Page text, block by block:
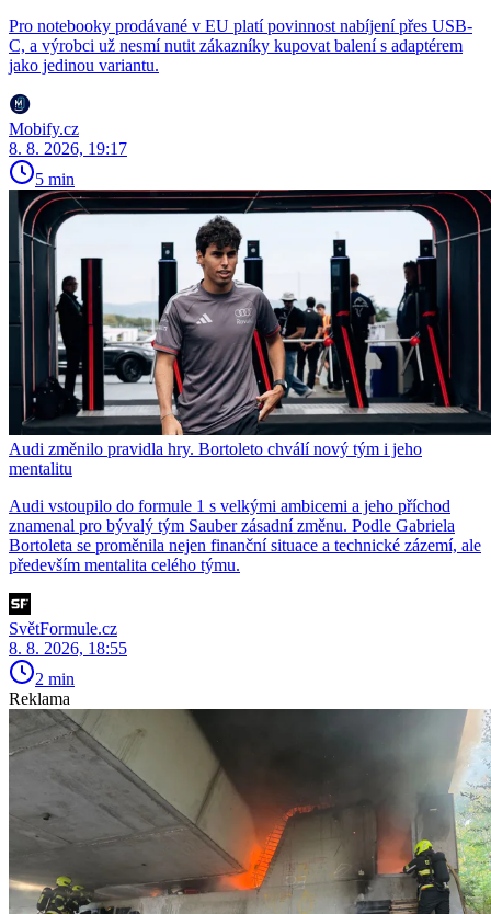
Pro notebooky prodávané v EU platí povinnost nabíjení přes USB-
C, a výrobci už nesmí nutit zákazníky kupovat balení s adaptérem
jako jedinou variantu.
Mobify.cz
8. 8. 2026, 19:17
5 min
Audi změnilo pravidla hry. Bortoleto chválí nový tým i jeho
mentalitu
Audi vstoupilo do formule 1 s velkými ambicemi a jeho příchod
znamenal pro bývalý tým Sauber zásadní změnu. Podle Gabriela
Bortoleta se proměnila nejen finanční situace a technické zázemí, ale
především mentalita celého týmu.
SvětFormule.cz
8. 8. 2026, 18:55
2 min
Reklama